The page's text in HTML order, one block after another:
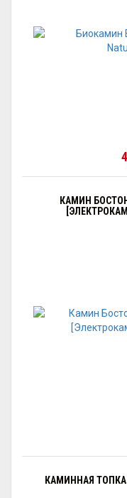
КАМИН
КАМИННАЯ ТОПКА